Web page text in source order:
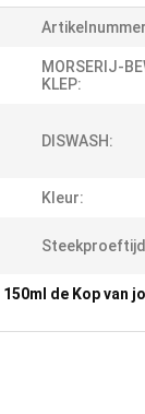
MORSERIJ-
KLEP:
DISWASH:
Kleur:
150ml de Kop van